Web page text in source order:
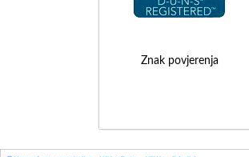
Znak povjerenja